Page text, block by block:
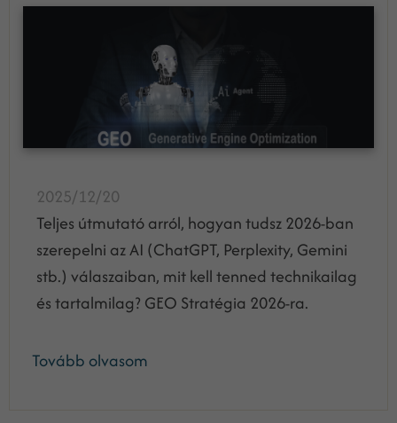
2025/12/20
Teljes útmutató arról, hogyan tudsz 2026-ban
szerepelni az AI (ChatGPT, Perplexity, Gemini
stb.) válaszaiban, mit kell tenned technikailag
és tartalmilag? GEO Stratégia 2026-ra.
Tovább olvasom